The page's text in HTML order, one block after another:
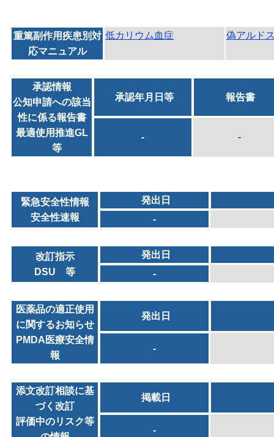
重篤副作用疾患別対
応マニュアル
低カリウム血症 偽アルド
承認情報
公知申請への該当
性に係る報告書
最適使用推進GL
等
承認年月日等 報告書
- -
緊急安全性情報
安全性速報
発出日
-
改訂指示
DSU 等
発出日
-
医薬品の適正使用
に関するお知らせ
PMDA医療安全情
報
発出日
-
添文改訂相談に基
づく改訂
評価中のリスク等
掲載日
-